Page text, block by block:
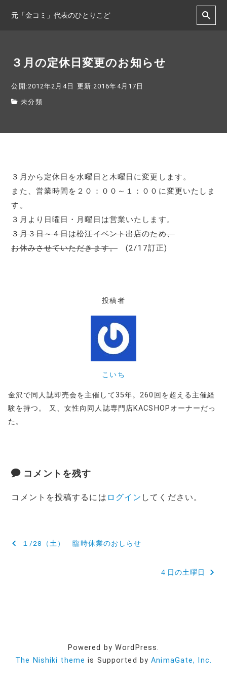
元「金コミ」代表のひとりこど
３月の定休日変更のお知らせ
公開:2012年2月4日 更新:2016年4月17日
未分類
３月から定休日を水曜日と木曜日に変更します。
また、営業時間を２０：００～１：００に変更いたしま
す。
３月より日曜日・月曜日は営業いたします。
３月３日～４日は松江イベント出店のため、
お休みさせていただきます。(2/17訂正)
投稿者
こいち
金沢で同人誌即売会を主催して35年。260回を超える主催経
験を持つ。 又、女性向同人誌専門店KACSHOPオーナーだっ
た。
コメントを残す
コメントを投稿するには ログイン してください。
投
１/28（土） 臨時休業のおしらせ
４日の土曜日
Powered by WordPress.
The Nishiki theme is Supported byAnimaGate, Inc.